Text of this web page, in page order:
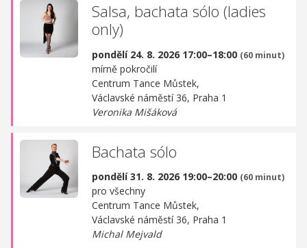
Salsa, bachata sólo (ladies
only)
pondělí 24. 8. 2026 17:00–18:00 (60 minut)
mírně pokročilí
Centrum Tance Můstek,
Václavské náměstí 36, Praha 1
Veronika Mišáková
Bachata sólo
pondělí 31. 8. 2026 19:00–20:00 (60 minut)
pro všechny
Centrum Tance Můstek,
Václavské náměstí 36, Praha 1
Michal Mejvald